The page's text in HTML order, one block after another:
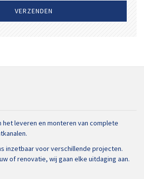
het leveren en monteren van complete
inzetbaar voor verschillende projecten.
of renovatie, wij gaan elke uitdaging aan.